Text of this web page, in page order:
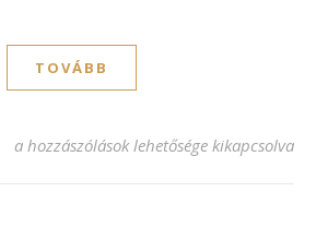
TOVÁBB
Könnyű és finom kukoricaleves recept,
a hozzászólások lehetősége kikapcsolva